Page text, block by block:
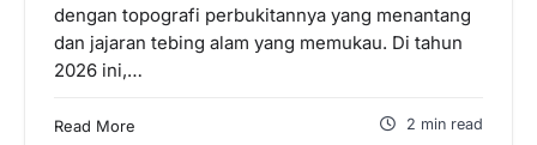
dengan topografi perbukitannya yang menantang
dan jajaran tebing alam yang memukau. Di tahun
2026 ini,…
Read More 2 min read